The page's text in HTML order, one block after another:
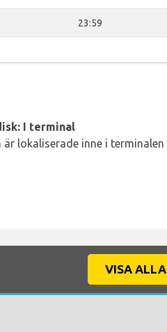
23:59
I terminal
lokaliserade inne i terminalen
VISA ALLA